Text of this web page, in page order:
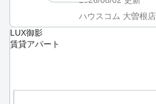
ハウスコム 大曽根店
LUX御影
賃貸アパート